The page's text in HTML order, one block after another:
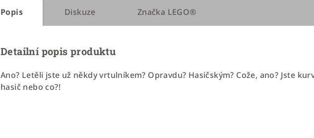
Popis Diskuze Značka LEGO®
Detailní popis produktu
Ano? Letěli jste už někdy vrtulníkem? Opravdu? Hasičským? Cože, ano? Jste
hasič nebo co?!